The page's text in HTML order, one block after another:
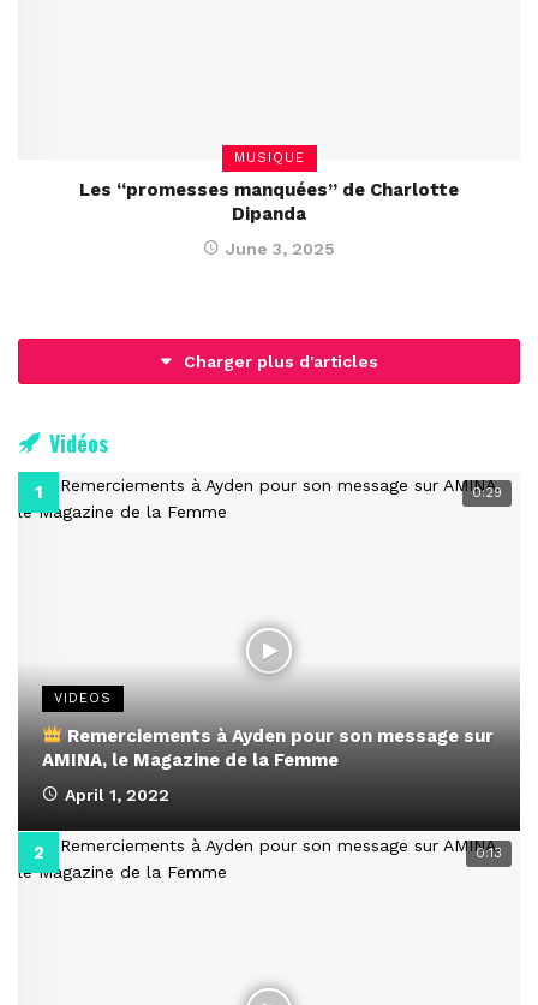
MUSIQUE
Les “promesses manquées” de Charlotte
Dipanda
June 3, 2025
Charger plus d'articles
Vidéos
0:29
VIDEOS
Remerciements à Ayden pour son message sur
AMINA, le Magazine de la Femme
April 1, 2022
0:13